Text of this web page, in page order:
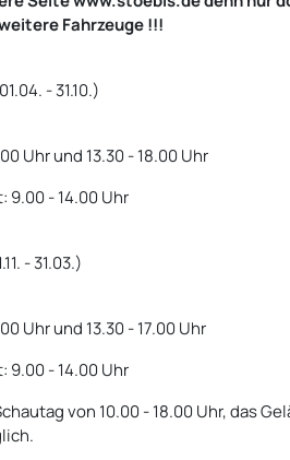
Fahrzeuge !!!
- 31.10.)
Uhr und 13.30 - 18.00 Uhr
9.00 - 14.00 Uhr
- 31.03.)
Uhr und 13.30 - 17.00 Uhr
9.00 - 14.00 Uhr
von 10.00 - 18.00 Uhr, das